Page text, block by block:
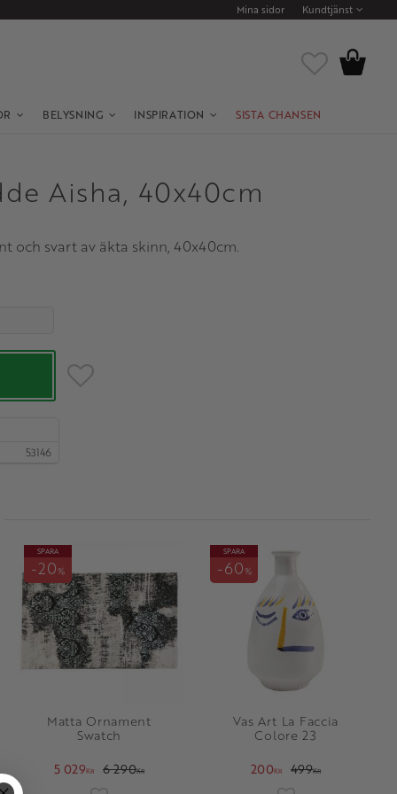
Mina sidor Kundtjänst
BELYSNING INSPIRATION SISTA CHANSEN
Favoriter
Kundvagn
Aisha, 40x40cm
och svart av äkta skinn, 40x40cm.
Lägg till i favoriter
53146
Matta Ornament
Swatch
5 029KR 6 290KR
SPARA
20%
Vas Art La Faccia
Colore 23
200KR 499KR
SPARA
60%